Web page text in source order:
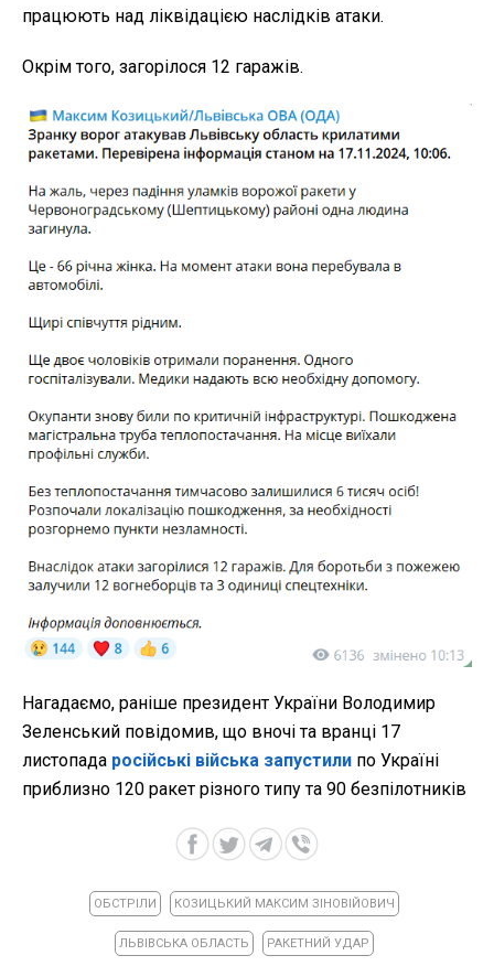
працюють над ліквідацією наслідків атаки.
Окрім того, загорілося 12 гаражів.
Нагадаємо, раніше президент України Володимир
Зеленський повідомив, що вночі та вранці 17
листопада російські війська запустили по Україні
приблизно 120 ракет різного типу та 90 безпілотників
ОБСТРІЛИ КОЗИЦЬКИЙ МАКСИМ ЗІНОВІЙОВИЧ
ЛЬВІВСЬКА ОБЛАСТЬ РАКЕТНИЙ УДАР